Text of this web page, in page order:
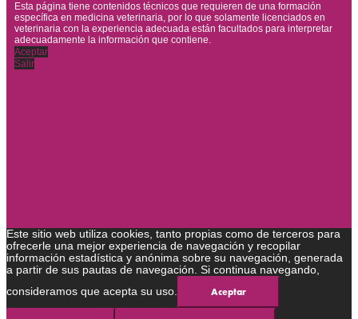
Esta página tiene contenidos técnicos que requieren de una formación
específica en medicina veterinaria, por lo que solamente licenciados en
veterinaria con la experiencia adecuada están facultados para interpretar
adecuadamente la información que contiene.
Aceptar
Salir
Este sitio web utiliza cookies, tanto propias como de terceros para
ofrecerle una mejor experiencia de navegación y recopilar
información estadística y anónima sobre su navegación, generada
a partir de sus pautas de navegación. Si continua navegando,
consideramos que acepta su uso.
Aceptar